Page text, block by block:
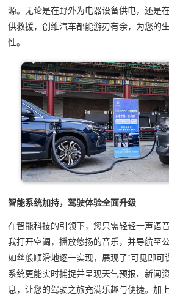
源。无论是在野外为电器设备供电，还是
供救援，创维汽车都能游刃有余，为您的
性。
智能系统加持，驾驶体验全面升级
在智能科技的引领下，您只需轻轻一声语
我打开空调，播放悠扬的音乐，并导航至
如丝般顺滑地逐一实现，展现了“可见即可
系统更能实时捕捉并呈现天气预报、新闻
息，让您的驾驶之旅充满乐趣与便捷。加